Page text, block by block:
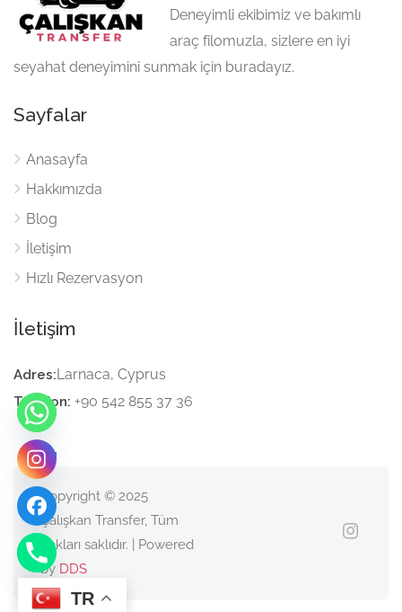
Deneyimli ekibimiz ve bakımlı
araç filomuzla, sizlere en iyi
seyahat deneyimini sunmak için buradayız.
Sayfalar
Anasayfa
Hakkımızda
Blog
İletişim
Hızlı Rezervasyon
İletişim
Adres:Larnaca, Cyprus
Telefon: +90 542 855 37 36
Copyright © 2025
Çalışkan Transfer, Tüm
hakları saklıdır. | Powered
by DDS
TR